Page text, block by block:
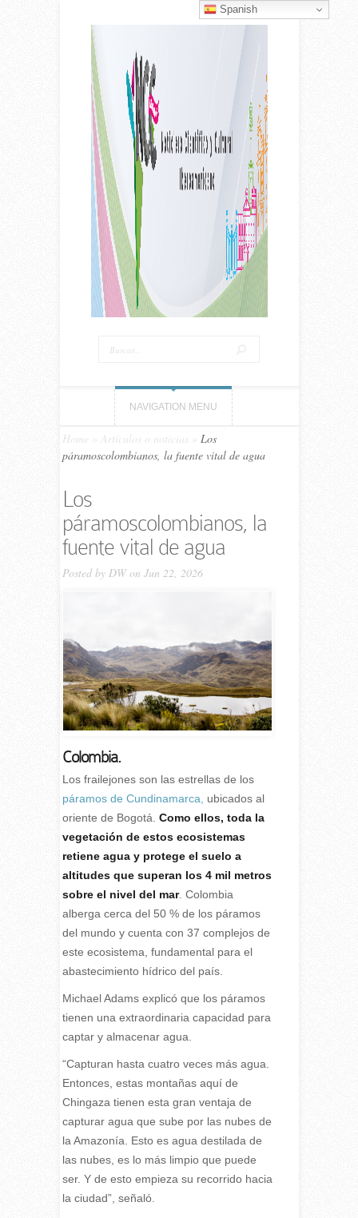
NAVIGATION MENU
Home Artículos o noticias
Los
páramoscolombianos, la fuente vital de agua
Los
páramoscolombianos, la
fuente vital de agua
Posted by DWon Jun 22, 2026
Colombia.
Los frailejones son las estrellas de los
páramos de Cundinamarca,
ubicados al
oriente de Bogotá. Como ellos, toda la
vegetación de estos ecosistemas
retiene agua y protege el suelo a
altitudes que superan los 4 mil metros
sobre el nivel del mar. Colombia
alberga cerca del 50 % de los páramos
del mundo y cuenta con 37 complejos de
este ecosistema, fundamental para el
abastecimiento hídrico del país.
Michael Adams explicó que los páramos
tienen una extraordinaria capacidad para
captar y almacenar agua.
“Capturan hasta cuatro veces más agua.
Entonces, estas montañas aquí de
Chingaza tienen esta gran ventaja de
capturar agua que sube por las nubes de
la Amazonía. Esto es agua destilada de
las nubes, es lo más limpio que puede
ser. Y de esto empieza su recorrido hacia
la ciudad”, señaló.
Spanish